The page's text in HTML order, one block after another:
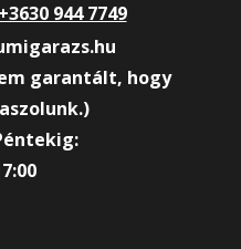
+3630 944 7749
garantált, hogy